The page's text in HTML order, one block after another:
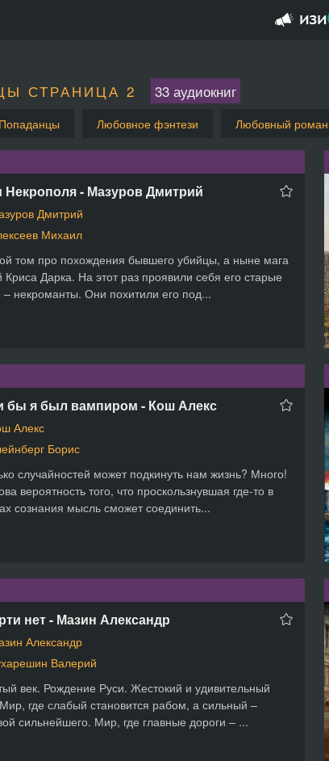
СТРАНИЦА 2 33 аудиокниг
Попаданцы Любовное фэнтези Любовный роман
Некрополя - Мазуров Дмитрий
Дмитрий
Михаил
том про похождения бывшего убийцы, а ныне мага
Криса Дарка. На этот раз проявили себя его старые
– некроманты. Они похитили его под...
бы я был вампиром - Кош Алекс
Алекс
Борис
случайностей может подкинуть нам жизнь? Много!
вероятность того, что проскользнувшая где-то в
сознания мысль сможет соединить...
нет - Мазин Александр
Александр
Валерий
век. Рождение Руси. Жестокий и удивительный
где слабый становится рабом, а сильный –
сильнейшего. Мир, где главные дороги – ...